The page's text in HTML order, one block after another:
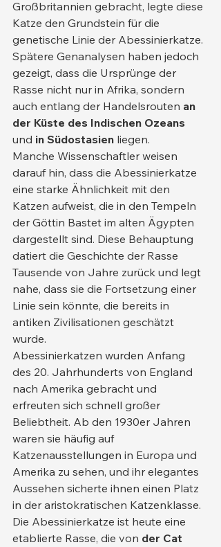
Großbritannien gebracht, legte diese
Katze den Grundstein für die
genetische Linie der Abessinierkatze.
Spätere Genanalysen haben jedoch
gezeigt, dass die Ursprünge der
Rasse nicht nur in Afrika, sondern
auch entlang der Handelsrouten an
der Küste des Indischen Ozeans
und in Südostasien liegen.
Manche Wissenschaftler weisen
darauf hin, dass die Abessinierkatze
eine starke Ähnlichkeit mit den
Katzen aufweist, die in den Tempeln
der Göttin Bastet im alten Ägypten
dargestellt sind. Diese Behauptung
datiert die Geschichte der Rasse
Tausende von Jahre zurück und legt
nahe, dass sie die Fortsetzung einer
Linie sein könnte, die bereits in
antiken Zivilisationen geschätzt
wurde.
Abessinierkatzen wurden Anfang
des 20. Jahrhunderts von England
nach Amerika gebracht und
erfreuten sich schnell großer
Beliebtheit. Ab den 1930er Jahren
waren sie häufig auf
Katzenausstellungen in Europa und
Amerika zu sehen, und ihr elegantes
Aussehen sicherte ihnen einen Platz
in der aristokratischen Katzenklasse.
Die Abessinierkatze ist heute eine
etablierte Rasse, die von der Cat